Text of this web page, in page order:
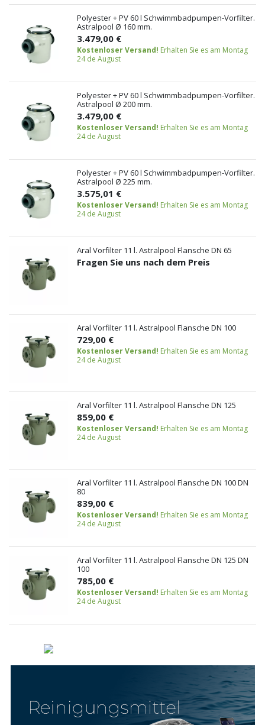
Polyester + PV 60 l Schwimmbadpumpen-Vorfilter.
Astralpool Ø 160 mm.
3.479,00 €
Kostenloser Versand! Erhalten Sie es am Montag
24 de August
Polyester + PV 60 l Schwimmbadpumpen-Vorfilter.
Astralpool Ø 200 mm.
3.479,00 €
Kostenloser Versand! Erhalten Sie es am Montag
24 de August
Polyester + PV 60 l Schwimmbadpumpen-Vorfilter.
Astralpool Ø 225 mm.
3.575,01 €
Kostenloser Versand! Erhalten Sie es am Montag
24 de August
Aral Vorfilter 11 l. Astralpool Flansche DN 65
Fragen Sie uns nach dem Preis
Aral Vorfilter 11 l. Astralpool Flansche DN 100
729,00 €
Kostenloser Versand! Erhalten Sie es am Montag
24 de August
Aral Vorfilter 11 l. Astralpool Flansche DN 125
859,00 €
Kostenloser Versand! Erhalten Sie es am Montag
24 de August
Aral Vorfilter 11 l. Astralpool Flansche DN 100 DN
80
839,00 €
Kostenloser Versand! Erhalten Sie es am Montag
24 de August
Aral Vorfilter 11 l. Astralpool Flansche DN 125 DN
100
785,00 €
Kostenloser Versand! Erhalten Sie es am Montag
24 de August